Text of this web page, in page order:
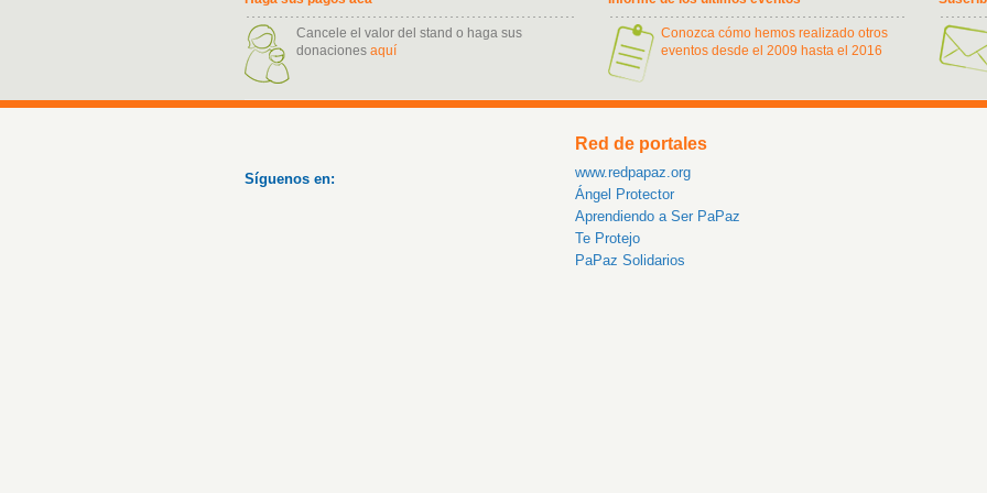
Cancele el valor del stand o haga sus
donaciones aquí
Conozca cómo hemos realizado otros
eventos desde el 2009 hasta el 2016
Síguenos en:
Red de portales
www.redpapaz.org
Ángel Protector
Aprendiendo a Ser PaPaz
Te Protejo
PaPaz Solidarios